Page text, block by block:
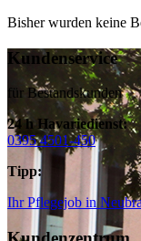
Bisher wurden keine
Kundenservice
für Bestandskunden
24 h Havariedienst:
0395 4501-450
Tipp:
Ihr Pflegejob in